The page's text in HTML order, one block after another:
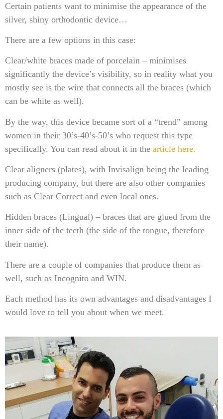
Certain patients want to minimise the appearance of the
silver, shiny orthodontic device…
There are a few options in this case:
Clear/white braces made of porcelain – minimises
significantly the device’s visibility, so in reality what you
mostly see is the wire that connects all the braces (which
can be white as well).
By the way, this device became sort of a “trend” among
women in their 30’s-40’s-50’s who request this type
specifically. You can read about it in the article here.
Clear aligners (plates), with Invisalign being the leading
producing company, but there are also other companies
such as Clear Correct and even local ones.
Hidden braces (Lingual) – braces that are glued from the
inner side of the teeth (the side of the tongue, therefore
their name).
There are a couple of companies that produce them as
well, such as Incognito and WIN.
Each method has its own advantages and disadvantages I
would love to tell you about when we meet.